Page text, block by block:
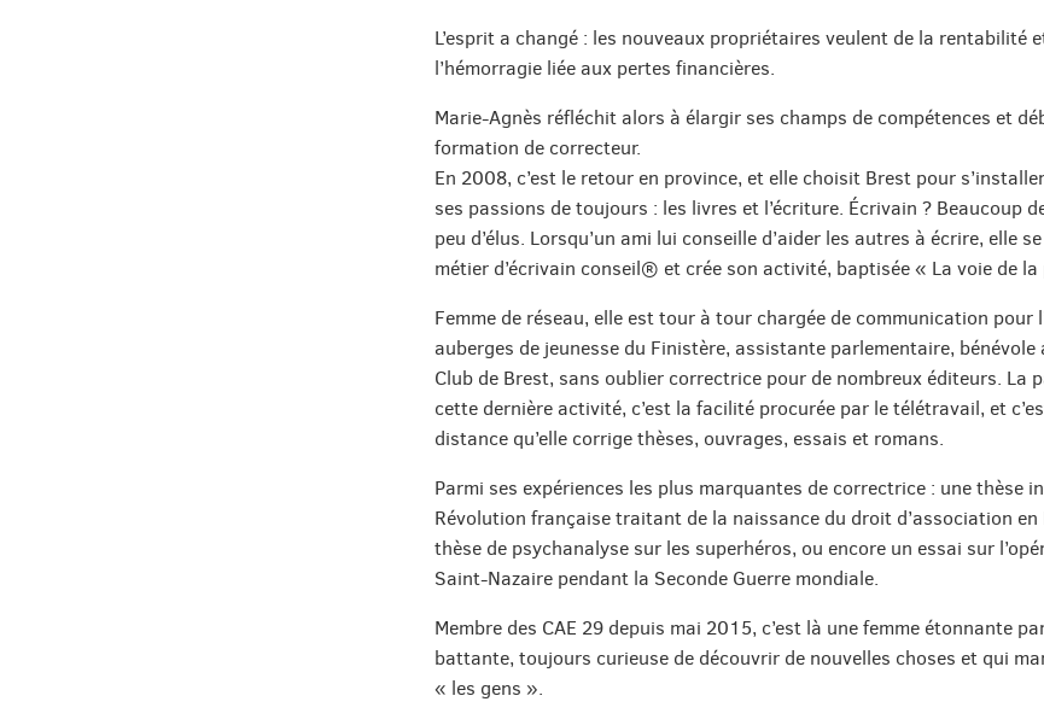
L’esprit a changé : les nouveaux propriétaires veulent de la rentabilité
l’hémorragie liée aux pertes financières.
Marie-Agnès réfléchit alors à élargir ses champs de compétences et
formation de correcteur.
En 2008, c’est le retour en province, et elle choisit Brest pour
ses passions de toujours : les livres et l’écriture. Écrivain ? Beaucoup
peu d’élus. Lorsqu’un ami lui conseille d’aider les autres à écrire, elle
métier d’écrivain conseil® et crée son activité, baptisée « La voie de la
Femme de réseau, elle est tour à tour chargée de communication pour
auberges de jeunesse du Finistère, assistante parlementaire, bénévole
Club de Brest, sans oublier correctrice pour de nombreux éditeurs. La
cette dernière activité, c’est la facilité procurée par le télétravail, et
distance qu’elle corrige thèses, ouvrages, essais et romans.
Parmi ses expériences les plus marquantes de correctrice : une thèse
Révolution française traitant de la naissance du droit d’association en
thèse de psychanalyse sur les superhéros, ou encore un essai sur
Saint-Nazaire pendant la Seconde Guerre mondiale.
Membre des CAE 29 depuis mai 2015, c’est là une femme étonnante
battante, toujours curieuse de découvrir de nouvelles choses et qui
« les gens ».